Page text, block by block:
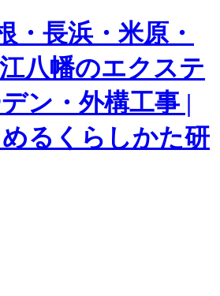
・長浜・米原・
八幡のエクステ
ン・外構工事 |
るくらしかた研